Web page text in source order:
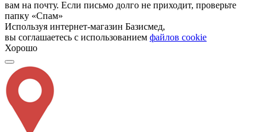
вам на почту. Если письмо долго не приходит, проверьте
папку «Спам»
Используя интернет-магазин Базисмед,
вы соглашаетесь с использованием файлов cookie
Хорошо